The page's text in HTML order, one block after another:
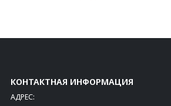
КОНТАКТНАЯ ИНФОРМАЦИЯ
АДРЕС: